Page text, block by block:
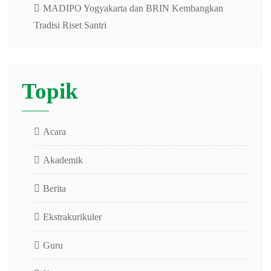
MADIPO Yogyakarta dan BRIN Kembangkan
Tradisi Riset Santri
Topik
Acara
Akademik
Berita
Ekstrakurikuler
Guru